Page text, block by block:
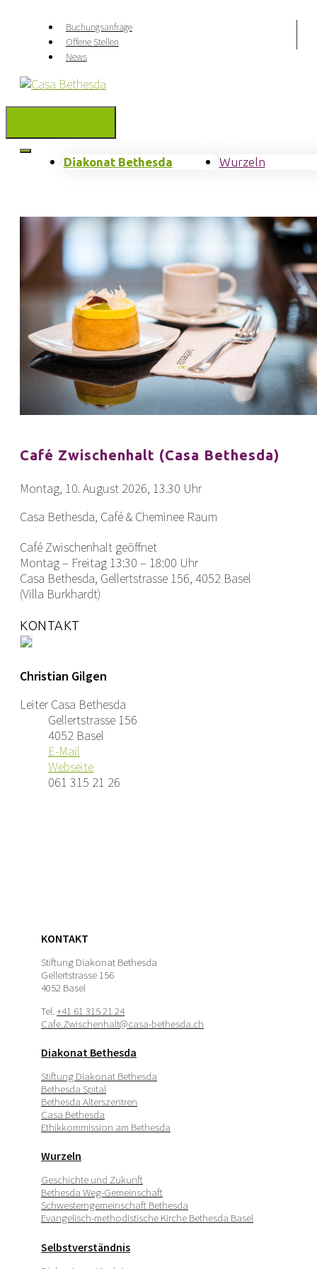
Buchungsanfrage
Offene Stellen
News
Diakonat Bethesda Wurzeln
Café Zwischenhalt (Casa Bethesda)
Montag, 10. August 2026, 13.30 Uhr
Casa Bethesda, Café & Cheminee Raum
Café Zwischenhalt geöffnet
Montag – Freitag 13:30 – 18:00 Uhr
Casa Bethesda, Gellertstrasse 156, 4052 Basel
(Villa Burkhardt)
KONTAKT
Christian Gilgen
Leiter Casa Bethesda
Gellertstrasse 156
4052 Basel
E-Mail
Webseite
061 315 21 26
KONTAKT
Stiftung Diakonat Bethesda
Gellertstrasse 156
4052 Basel
Tel. +41 61 315 21 24
Cafe.Zwischenhalt@casa-bethesda.ch
Diakonat Bethesda
Stiftung Diakonat Bethesda
Bethesda Spital
Bethesda Alterszentren
Casa Bethesda
Ethikkommission am Bethesda
Wurzeln
Geschichte und Zukunft
Bethesda Weg-Gemeinschaft
Schwesterngemeinschaft Bethesda
Evangelisch-methodistische Kirche Bethesda Basel
Selbstverständnis